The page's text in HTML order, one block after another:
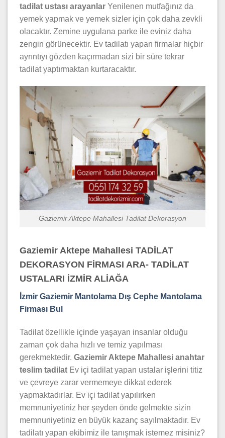
tadilat ustası arayanlar Yenilenen mutfağınız da
yemek yapmak ve yemek sizler için çok daha zevkli
olacaktır. Zemine uygulana parke ile eviniz daha
zengin görünecektir. Ev tadilatı yapan firmalar hiçbir
ayrıntıyı gözden kaçırmadan sizi bir süre tekrar
tadilat yaptırmaktan kurtaracaktır.
Gaziemir Aktepe Mahallesi Tadilat Dekorasyon
Gaziemir Aktepe Mahallesi TADİLAT
DEKORASYON FİRMASI ARA- TADİLAT
USTALARI İZMİR ALİAĞA
İzmir Gaziemir Mantolama Dış Cephe Mantolama
Firması Bul
Tadilat özellikle içinde yaşayan insanlar olduğu
zaman çok daha hızlı ve temiz yapılması
gerekmektedir. Gaziemir Aktepe Mahallesi anahtar
teslim tadilat Ev içi tadilat yapan ustalar işlerini titiz
ve çevreye zarar vermemeye dikkat ederek
yapmaktadırlar. Ev içi tadilat yapılırken
memnuniyetiniz her şeyden önde gelmekte sizin
memnuniyetiniz en büyük kazanç sayılmaktadır. Ev
tadilatı yapan ekibimiz ile tanışmak istemez misiniz?